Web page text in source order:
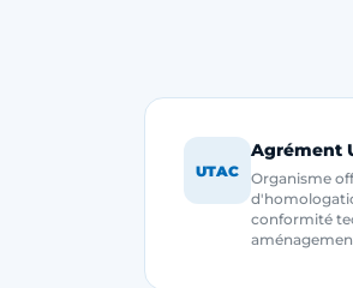
UTAC
Agrément
Organisme
conformité